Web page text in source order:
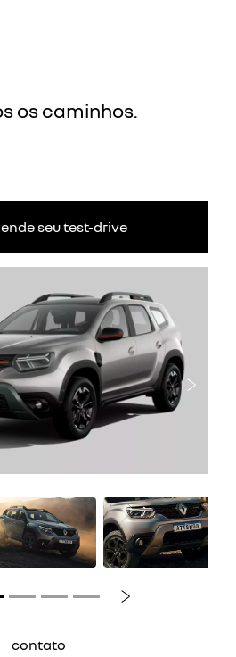
os caminhos.
seu test-drive
Próximo
contato